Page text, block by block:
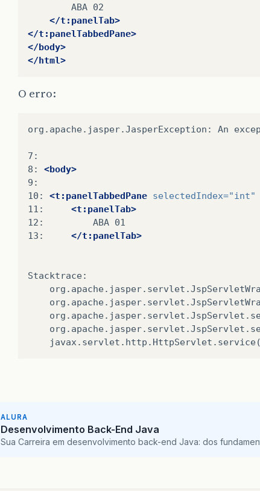
ABA
</t:panelTab>
</t:panelTabbedPane>
</body>
</html>
O erro:
org.apache.jasper.JasperException: An
7:
8:
<body>
9:
10:
<t:panelTabbedPane selectedIndex="int"
11:
<t:panelTab>
12:
ABA 01
13:
</t:panelTab>
ALURA
Desenvolvimento Back-End Java
Sua Carreira em desenvolvimento back-end Java: dos